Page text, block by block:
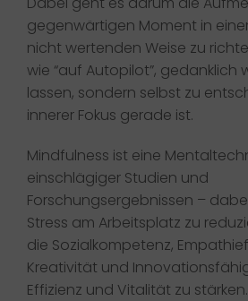
gegenwärtigen Moment in
nicht wertenden Weise zu
wie “auf Autopilot”, gedanklich
lassen, sondern selbst zu
innerer Fokus gerade ist.
Mindfulness ist eine
einschlägiger Studien und
Forschungsergebnissen –
Stress am Arbeitsplatz zu
die Sozialkompetenz,
Kreativität und
Effizienz und Vitalität zu stärken.